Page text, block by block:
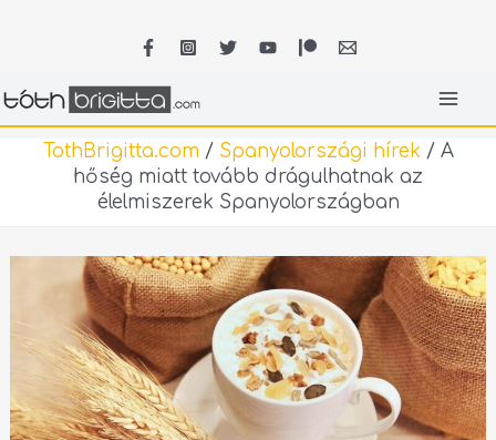
TothBrigitta.com / Spanyolországi hírek / A
hőség miatt tovább drágulhatnak az
élelmiszerek Spanyolországban